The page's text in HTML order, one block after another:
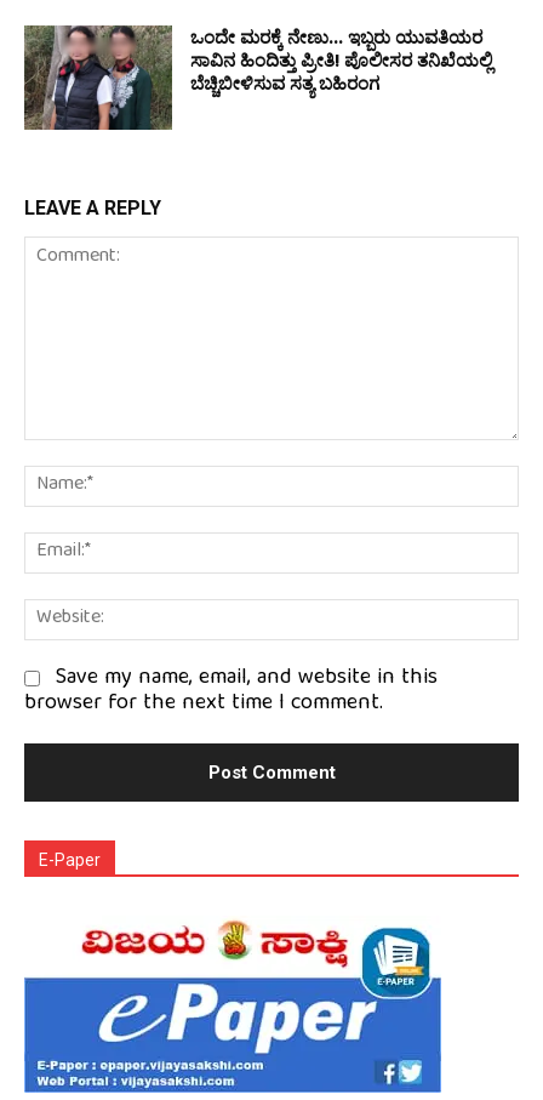
ಒಂದೇ ಮರಕ್ಕೆ ನೇಣು… ಇಬ್ಬರು ಯುವತಿಯರ
ಸಾವಿನ ಹಿಂದಿತ್ತು ಪ್ರೀತಿ! ಪೊಲೀಸರ ತನಿಖೆಯಲ್ಲಿ
ಬೆಚ್ಚಿಬೀಳಿಸುವ ಸತ್ಯ ಬಹಿರಂಗ
LEAVE A REPLY
Comment:
Save my name, email, and website in this
browser for the next time I comment.
E-Paper